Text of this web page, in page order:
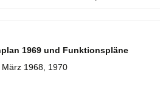
1969 und Funktionspläne
März 1968, 1970